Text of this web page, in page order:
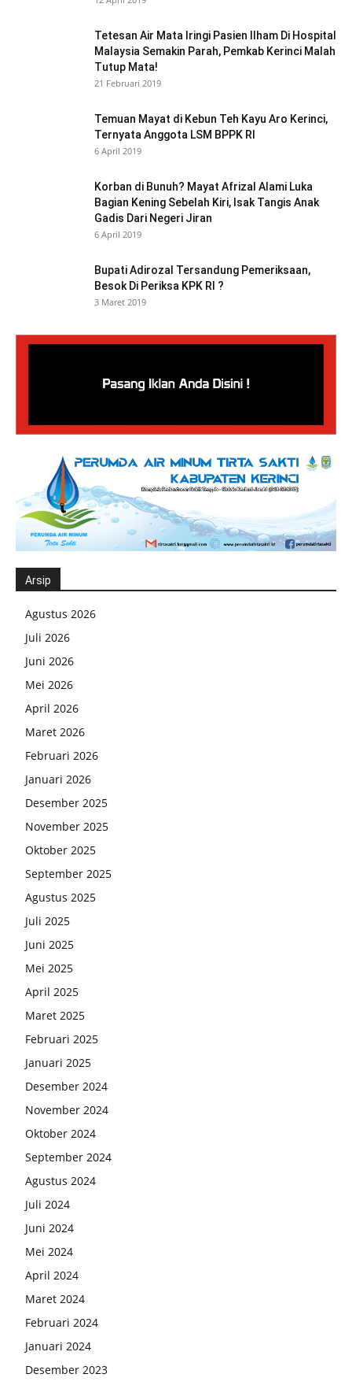
Tetesan Air Mata Iringi Pasien Ilham Di Hospital
Malaysia Semakin Parah, Pemkab Kerinci Malah
Tutup Mata!
21 Februari 2019
Temuan Mayat di Kebun Teh Kayu Aro Kerinci,
Ternyata Anggota LSM BPPK RI
6 April 2019
Korban di Bunuh? Mayat Afrizal Alami Luka
Bagian Kening Sebelah Kiri, Isak Tangis Anak
Gadis Dari Negeri Jiran
6 April 2019
Bupati Adirozal Tersandung Pemeriksaan,
Besok Di Periksa KPK RI ?
3 Maret 2019
Arsip
Agustus 2026
Juli 2026
Juni 2026
Mei 2026
April 2026
Maret 2026
Februari 2026
Januari 2026
Desember 2025
November 2025
Oktober 2025
September 2025
Agustus 2025
Juli 2025
Juni 2025
Mei 2025
April 2025
Maret 2025
Februari 2025
Januari 2025
Desember 2024
November 2024
Oktober 2024
September 2024
Agustus 2024
Juli 2024
Juni 2024
Mei 2024
April 2024
Maret 2024
Februari 2024
Januari 2024
Desember 2023